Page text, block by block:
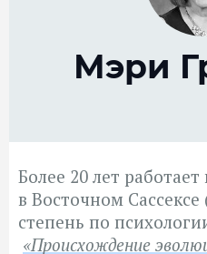
Мэри
Более 20 лет
в Восточном
степень по
«Происхождение